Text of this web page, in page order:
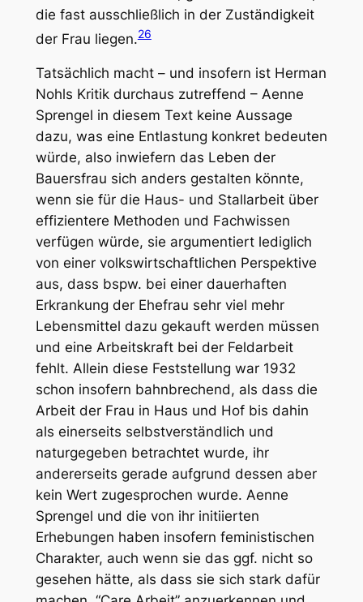
die fast ausschließlich in der Zuständigkeit
der Frau liegen.26
Tatsächlich macht – und insofern ist Herman
Nohls Kritik durchaus zutreffend – Aenne
Sprengel in diesem Text keine Aussage
dazu, was eine Entlastung konkret bedeuten
würde, also inwiefern das Leben der
Bauersfrau sich anders gestalten könnte,
wenn sie für die Haus- und Stallarbeit über
effizientere Methoden und Fachwissen
verfügen würde, sie argumentiert lediglich
von einer volkswirtschaftlichen Perspektive
aus, dass bspw. bei einer dauerhaften
Erkrankung der Ehefrau sehr viel mehr
Lebensmittel dazu gekauft werden müssen
und eine Arbeitskraft bei der Feldarbeit
fehlt. Allein diese Feststellung war 1932
schon insofern bahnbrechend, als dass die
Arbeit der Frau in Haus und Hof bis dahin
als einerseits selbstverständlich und
naturgegeben betrachtet wurde, ihr
andererseits gerade aufgrund dessen aber
kein Wert zugesprochen wurde. Aenne
Sprengel und die von ihr initiierten
Erhebungen haben insofern feministischen
Charakter, auch wenn sie das ggf. nicht so
gesehen hätte, als dass sie sich stark dafür